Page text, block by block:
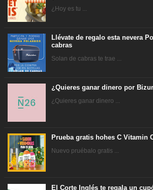
¿Hoy es tu ...
Llévate de regalo esta nevera
cabras
Solan de cabras te trae ...
¿Quieres ganar dinero por
¿Quieres ganar dinero ...
Prueba gratis hohes C Vitamin
Nuevo pruébalo gratis ...
El Corte Inglés te regala un